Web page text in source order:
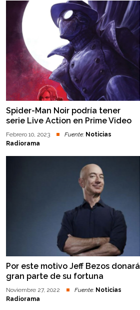
Spider-Man Noir podría tener
serie Live Action en Prime Video
Febrero 10, 2023 Fuente: Noticias
Radiorama
Por este motivo Jeff Bezos donará
gran parte de su fortuna
Noviembre 27, 2022 Fuente: Noticias
Radiorama